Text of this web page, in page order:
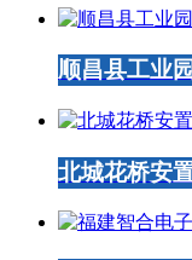
顺昌县工业
北城花桥安